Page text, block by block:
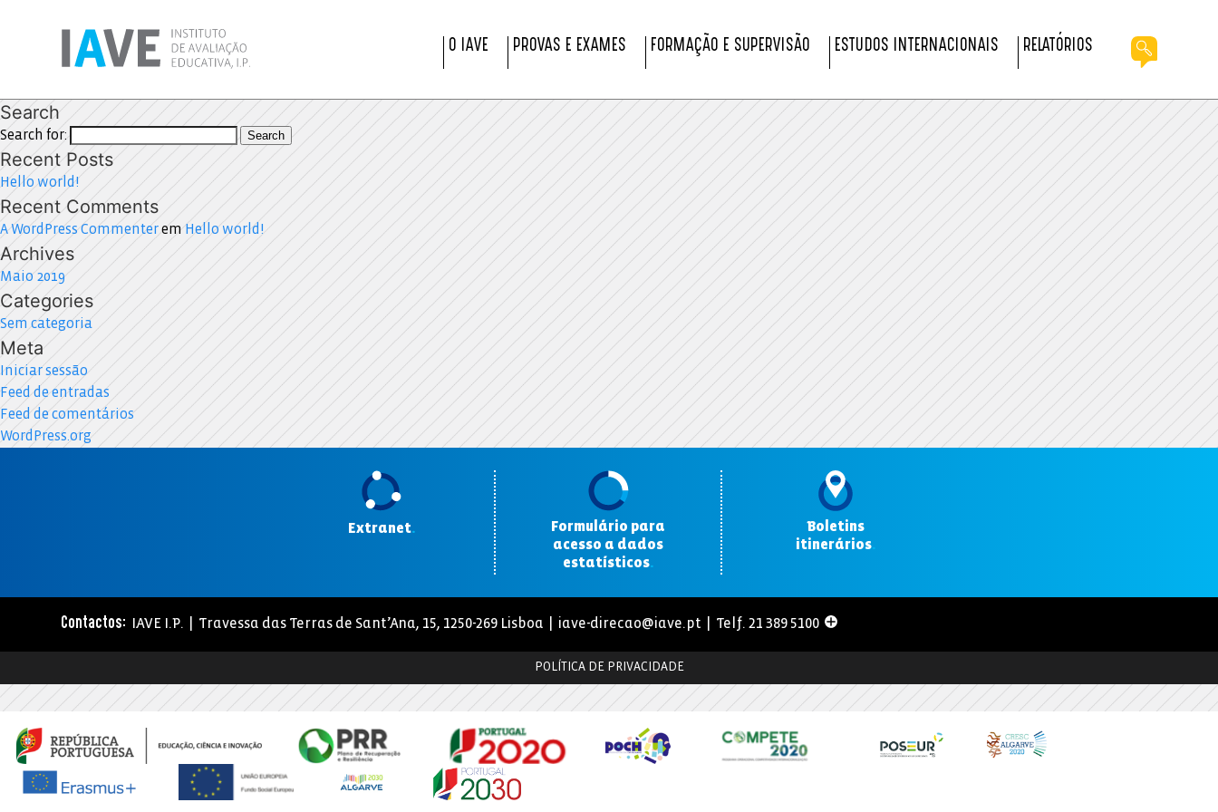
O IAVE PROVAS E EXAMES FORMAÇÃO E SUPERVISÃO ESTUDOS INTERNACIONAIS RELATÓRIOS
Search
Search for: Search
Recent Posts
Hello world!
Recent Comments
A WordPress Commenterem Hello world!
Archives
Maio 2019
Categories
Sem categoria
Meta
Iniciar sessão
Feed de entradas
Feed de comentários
WordPress.org
Extranet.
Formulário para
acesso a dados
estatísticos.
Boletins
itinerários.
Contactos: IAVE I.P. | Travessa das Terras de Sant’Ana, 15, 1250-269 Lisboa | iave-direcao@iave.pt | Telf. 21 389 5100
POLÍTICA DE PRIVACIDADE